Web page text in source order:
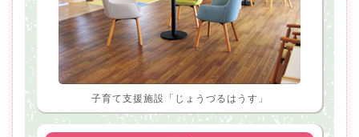
子育て支援施設「じょうづるはうす」